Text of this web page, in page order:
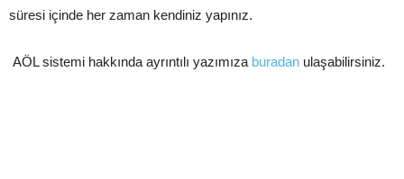
süresi içinde her zaman kendiniz yapınız.
AÖL sistemi hakkında ayrıntılı yazımıza buradan ulaşabilirsiniz.